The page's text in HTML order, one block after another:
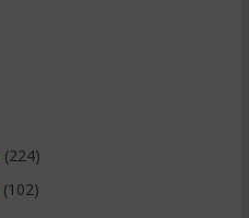
(224)
(102)